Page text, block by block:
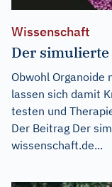
Wissenschaft
Der simulierte
Obwohl Organoide
lassen sich damit
testen und
Der Beitrag Der
wissenschaft.de...